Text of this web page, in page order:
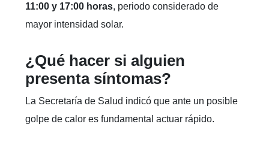
11:00 y 17:00 horas, periodo considerado de
mayor intensidad solar.
¿Qué hacer si alguien
presenta síntomas?
La Secretaría de Salud indicó que ante un posible
golpe de calor es fundamental actuar rápido.